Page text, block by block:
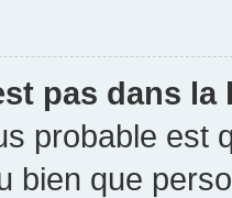
pas dans la
probable est
bien que